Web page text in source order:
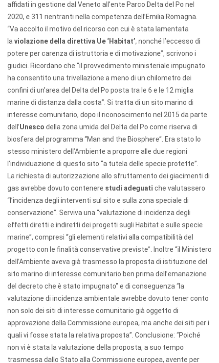
affidati in gestione dal Veneto all’ente Parco Delta del Po nel
2020, e 311 rientranti nella competenza dell’Emilia Romagna.
“Va accolto il motivo del ricorso con cui è stata lamentata
la violazione della direttiva Ue ‘Habitat’, nonché l’eccesso di
potere per carenza di istruttoria e di motivazione”, scrivono i
giudici. Ricordano che “il provvedimento ministeriale impugnato
ha consentito una trivellazione a meno di un chilometro dei
confini di un’area del Delta del Po posta tra le 6 e le 12 miglia
marine di distanza dalla costa”. Si tratta di un sito marino di
interesse comunitario, dopo il riconoscimento nel 2015 da parte
dell’Unesco della zona umida del Delta del Po come riserva di
biosfera del programma “Man and the Biosphere”. Era stato lo
stesso ministero dell’Ambiente a proporre alle due regioni
l’individuazione di questo sito “a tutela delle specie protette”.
La richiesta di autorizzazione allo sfruttamento dei giacimenti di
gas avrebbe dovuto contenere studi adeguati che valutassero
“l’incidenza degli interventi sul sito e sulla zona speciale di
conservazione”. Serviva una “valutazione di incidenza degli
effetti diretti e indiretti dei progetti sugli Habitat e sulle specie
marine”, compresi “gli elementi relativi alla compatibilità del
progetto con le finalità conservative previste”. Inoltre “il Ministero
dell’Ambiente aveva già trasmesso la proposta di istituzione del
sito marino di interesse comunitario ben prima dell’emanazione
del decreto che è stato impugnato” e di conseguenza “la
valutazione di incidenza ambientale avrebbe dovuto tener conto
non solo dei siti di interesse comunitario già oggetto di
approvazione della Commissione europea, ma anche dei siti per i
quali vi fosse stata la relativa proposta”. Conclusione: “Poiché
non vi è stata la valutazione della proposta, a suo tempo
trasmessa dallo Stato alla Commissione europea, avente per